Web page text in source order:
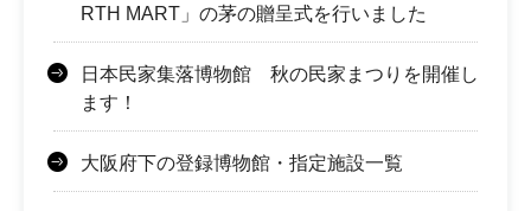
RTH MART」の茅の贈呈式を行いました
日本民家集落博物館 秋の民家まつりを開催し
ます！
大阪府下の登録博物館・指定施設一覧